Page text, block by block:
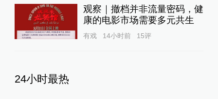
观察｜撤档并非流量密码，健
康的电影市场需要多元共生
有戏 14小时前 15评
24小时最热